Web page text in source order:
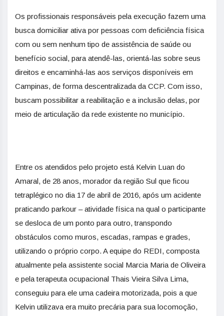
Os profissionais responsáveis pela execução fazem uma
busca domiciliar ativa por pessoas com deficiência física
com ou sem nenhum tipo de assistência de saúde ou
benefício social, para atendê-las, orientá-las sobre seus
direitos e encaminhá-las aos serviços disponíveis em
Campinas, de forma descentralizada da CCP. Com isso,
buscam possibilitar a reabilitação e a inclusão delas, por
meio de articulação da rede existente no município.
Entre os atendidos pelo projeto está Kelvin Luan do
Amaral, de 28 anos, morador da região Sul que ficou
tetraplégico no dia 17 de abril de 2016, após um acidente
praticando parkour – atividade física na qual o participante
se desloca de um ponto para outro, transpondo
obstáculos como muros, escadas, rampas e grades,
utilizando o próprio corpo. A equipe do REDI, composta
atualmente pela assistente social Marcia Maria de Oliveira
e pela terapeuta ocupacional Thais Vieira Silva Lima,
conseguiu para ele uma cadeira motorizada, pois a que
Kelvin utilizava era muito precária para sua locomoção,